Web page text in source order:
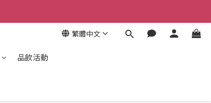
繁體中文
品飲活動